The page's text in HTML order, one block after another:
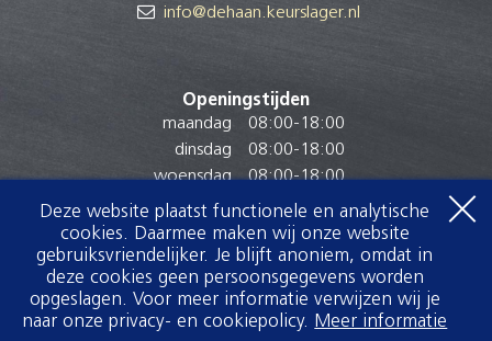
info@dehaan.keurslager.nl
Openingstijden
maandag
08:00-18:00
dinsdag
08:00-18:00
woensdag
08:00-18:00
donderdag
08:00 -
vrijdag
08:00- 18:00
zaterdag
08:00-17:00
zondag
Gesloten
Deze website plaatst functionele en analytische
cookies. Daarmee maken wij onze website
gebruiksvriendelijker. Je blijft anoniem, omdat in
deze cookies geen persoonsgegevens worden
opgeslagen. Voor meer informatie verwijzen wij je
naar onze privacy- en cookiepolicy. Meer informatie